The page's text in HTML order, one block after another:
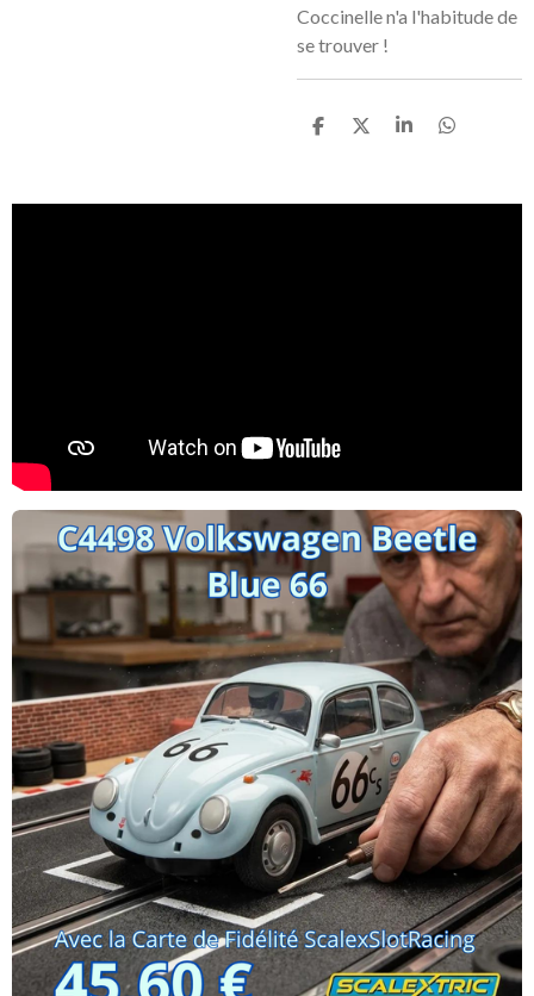
Coccinelle n'a l'habitude de
se trouver !
P
a
P
a
P
a
P
a